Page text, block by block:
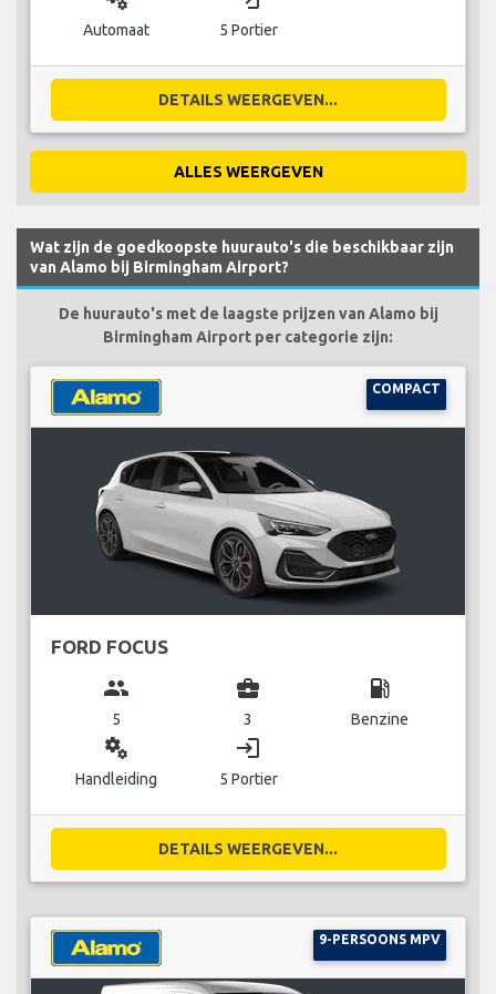
Automaat 5 Portier
DETAILS WEERGEVEN...
ALLES WEERGEVEN
Wat zijn de goedkoopste huurauto's die beschikbaar zijn
van Alamo bij Birmingham Airport?
De huurauto's met de laagste prijzen van Alamo bij
Birmingham Airport per categorie zijn:
COMPACT
FORD FOCUS
group
5
business_center
3
local_gas_station
Benzine
miscellaneous_services
Handleiding
login
5 Portier
DETAILS WEERGEVEN...
9-PERSOONS MPV